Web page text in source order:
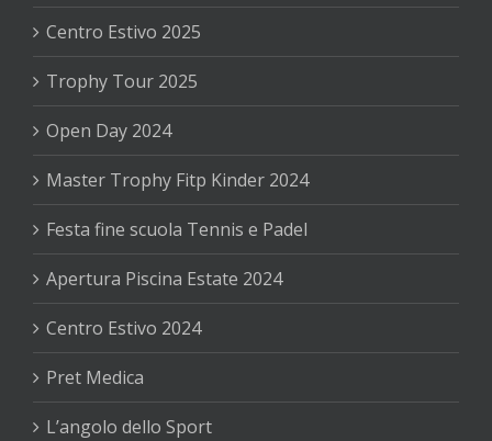
Centro Estivo 2025
Trophy Tour 2025
Open Day 2024
Master Trophy Fitp Kinder 2024
Festa fine scuola Tennis e Padel
Apertura Piscina Estate 2024
Centro Estivo 2024
Pret Medica
L’angolo dello Sport